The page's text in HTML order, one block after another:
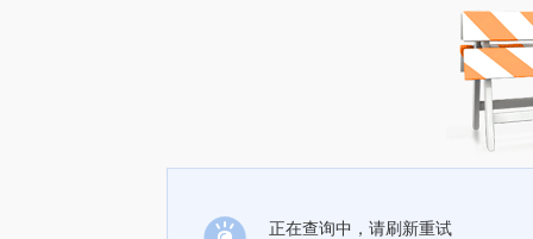
正在查询中，请刷新重试